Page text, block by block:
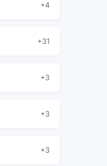
+4
+31
+3
+3
+3